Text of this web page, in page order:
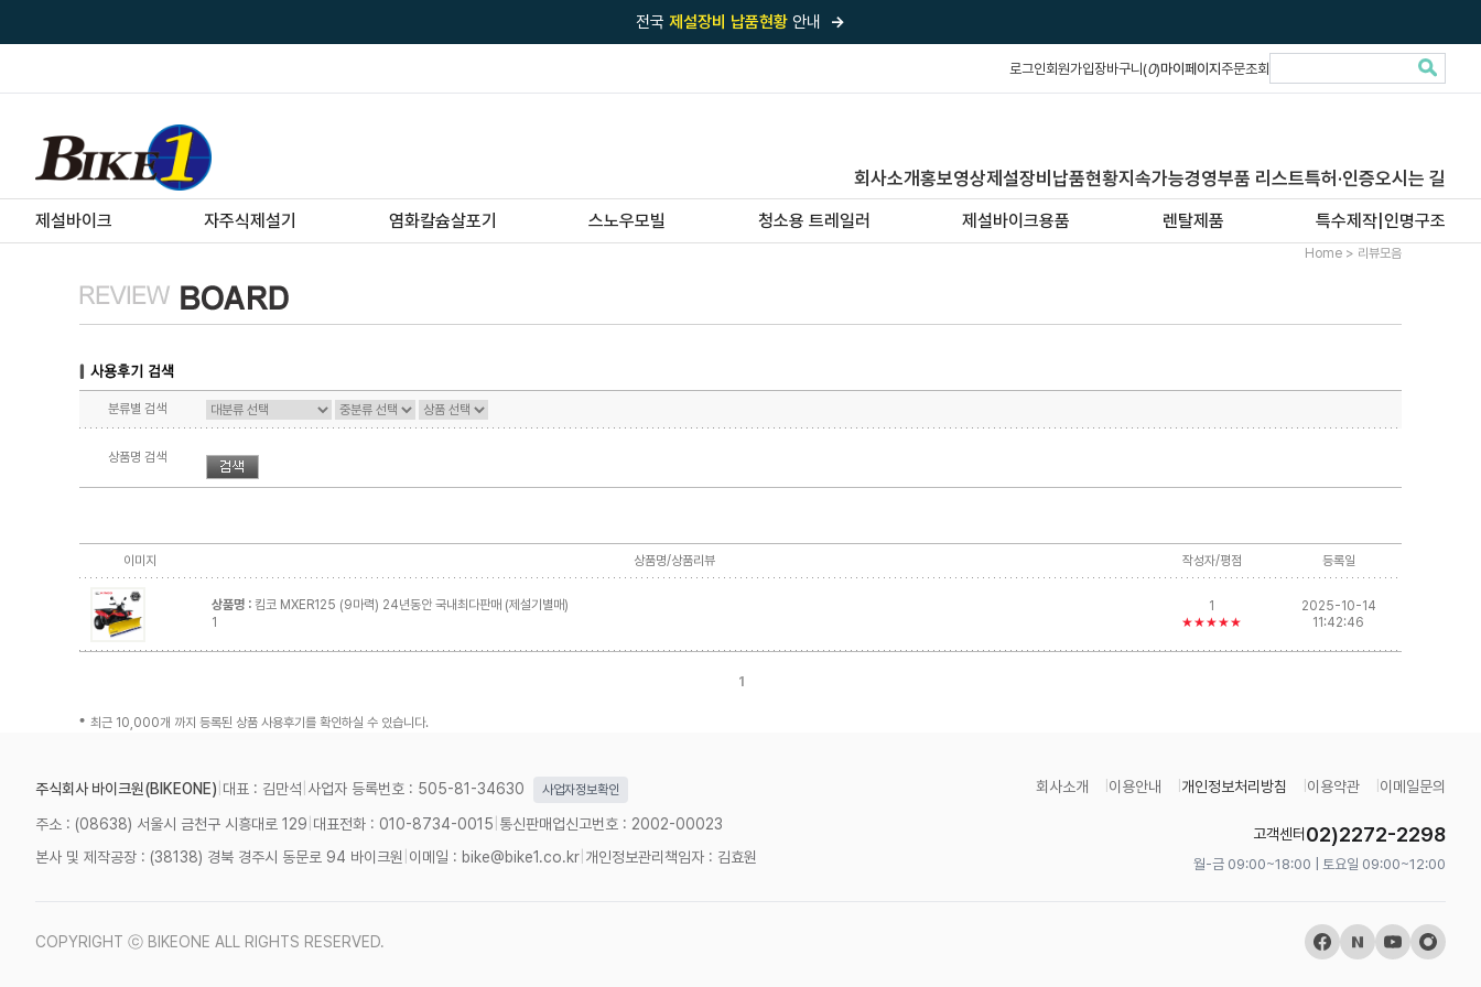
전국 제설장비 납품현황 안내 →
'국내 유일'의 특허 제설 시스템보유기업
전국이 선택한제설·다목적 장비 전문기업
로그인회원가입장바구니(0)마이페이지 주문조회
회사소개홍보영상제설장비납품현황지속가능경영부품 리스트특허·인증오시는 길
제설바이크 자주식제설기 염화칼슘살포기 스노우모빌 청소용 트레일러 제설바이크용품 렌탈제품 특수제작|인명구조
Home > 리뷰모음
분류별 검색
상품명 검색
이미지 상품명/상품리뷰 작성자/평점 등록일
상품명 : 킴코 MXER125 (9마력) 24년동안 국내최다판매 (제설기별매)
1
1
★★★★★
2025-10-14
11:42:46
1
최근 10,000개 까지 등록된 상품 사용후기를 확인하실 수 있습니다.
주식회사 바이크원(BIKEONE) 대표 : 김만석 사업자 등록번호 : 505-81-34630 사업자정보확인
주소 : (08638) 서울시 금천구 시흥대로 129 대표전화 : 010-8734-0015 통신판매업신고번호 : 2002-00023
본사 및 제작공장 : (38138) 경북 경주시 동문로 94 바이크원 이메일 : bike@bike1.co.kr 개인정보관리책임자 : 김효원
회사소개 이용안내 개인정보처리방침 이용약관 이메일문의
고객센터 02)2272-2298
월-금 09:00~18:00 | 토요일 09:00~12:00
COPYRIGHT ⓒ BIKEONE ALL RIGHTS RESERVED.